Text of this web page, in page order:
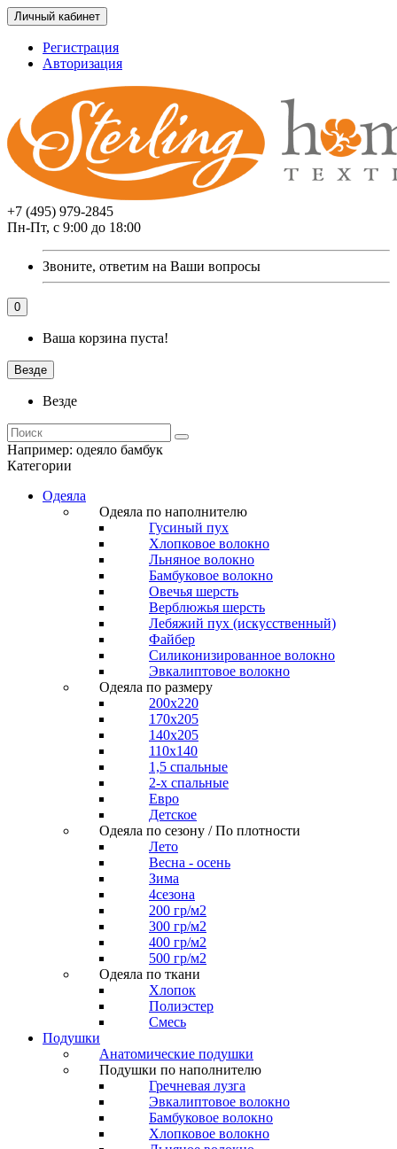
Личный кабинет
Регистрация
Авторизация
+7 (495) 979-2845
Пн-Пт, с 9:00 до 18:00
Звоните, ответим на Ваши вопросы
0
Ваша корзина пуста!
Везде
Везде
Например: одеяло бамбук
Категории
Одеяла
Одеяла по наполнителю
Гусиный пух
Хлопковое волокно
Льняное волокно
Бамбуковое волокно
Овечья шерсть
Верблюжья шерсть
Лебяжий пух (искусственный)
Файбер
Силиконизированное волокно
Эвкалиптовое волокно
Одеяла по размеру
200x220
170x205
140x205
110x140
1,5 спальные
2-х спальные
Евро
Детское
Одеяла по сезону / По плотности
Лето
Весна - осень
Зима
4сезона
200 гр/м2
300 гр/м2
400 гр/м2
500 гр/м2
Одеяла по ткани
Хлопок
Полиэстер
Смесь
Подушки
Анатомические подушки
Подушки по наполнителю
Гречневая лузга
Эвкалиптовое волокно
Бамбуковое волокно
Хлопковое волокно